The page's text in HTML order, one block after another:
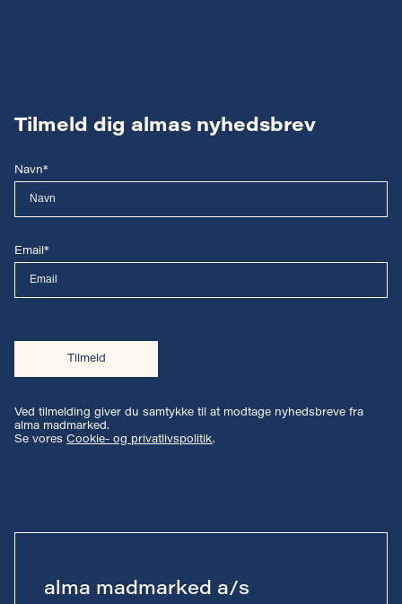
Tilmeld dig almas nyhedsbrev
Navn*
Email*
Tilmeld
Ved tilmelding giver du samtykke til at modtage nyhedsbreve fra
alma madmarked.
Se vores Cookie- og privatlivspolitik.
alma madmarked a/s